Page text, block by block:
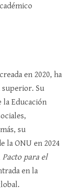
en 2020, ha
Su
Educación
su
la ONU en 2024
Pacto para el
en la